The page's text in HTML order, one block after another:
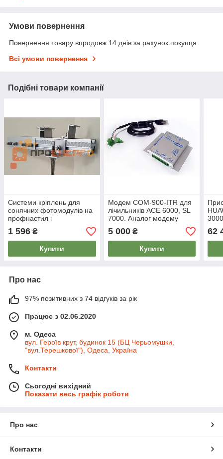
Умови повернення
Повернення товару впродовж 14 днів за рахунок покупця
Всі умови повернення
Подібні товари компанії
Системи кріплень для
сонячних фотомодулів на
профнастил і
металочерепицю шифер
1 596 ₴
Купити
Модем COM-900-ITR для
лічильників ACE 6000, SL
7000. Аналог модему
Sparklet
5 000₴
Купити
62
Про нас
97% позитивних з 74 відгуків за рік
Працює з 02.06.2020
м. Одеса
вул. Героїв крут, будинок 15 (БЦ Черьомушки,
"вул.Терешкової"), Одеса, Україна
Контакти
Сьогодні вихідний
Показати весь графік роботи
Про нас
Контакти